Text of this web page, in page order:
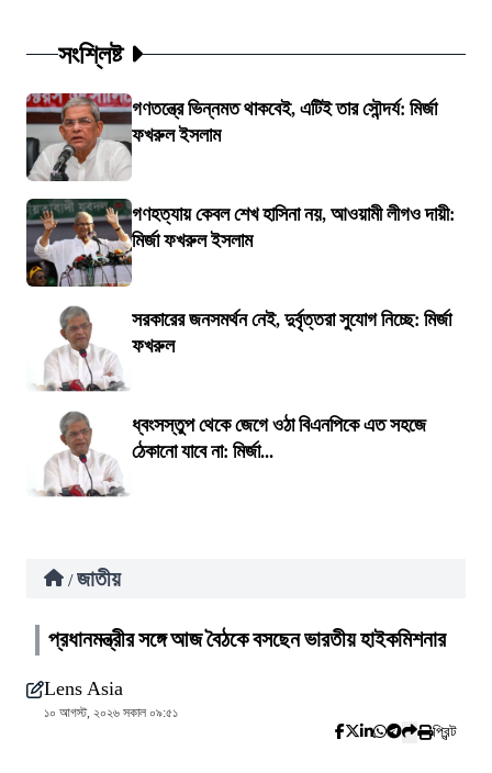
সংশ্লিষ্ট
গণতন্ত্রে ভিন্নমত থাকবেই, এটিই তার সৌন্দর্য: মির্জা
ফখরুল ইসলাম
গণহত্যায় কেবল শেখ হাসিনা নয়, আওয়ামী লীগও দায়ী:
মির্জা ফখরুল ইসলাম
সরকারের জনসমর্থন নেই, দুর্বৃত্তরা সুযোগ নিচ্ছে: মির্জা
ফখরুল
ধ্বংসস্তুপ থেকে জেগে ওঠা বিএনপিকে এত সহজে
ঠেকানো যাবে না: মির্জা...
/ জাতীয়
প্রধানমন্ত্রীর সঙ্গে আজ বৈঠকে বসছেন ভারতীয় হাইকমিশনার
Lens Asia
১০ আগস্ট, ২০২৬ সকাল ০৯:৫১
প্রিন্ট